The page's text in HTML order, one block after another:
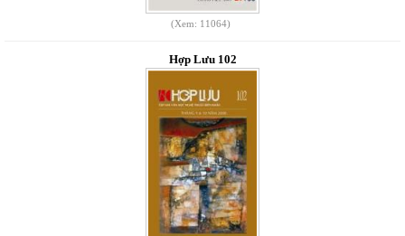
(Xem: 11064)
Hợp Lưu 102